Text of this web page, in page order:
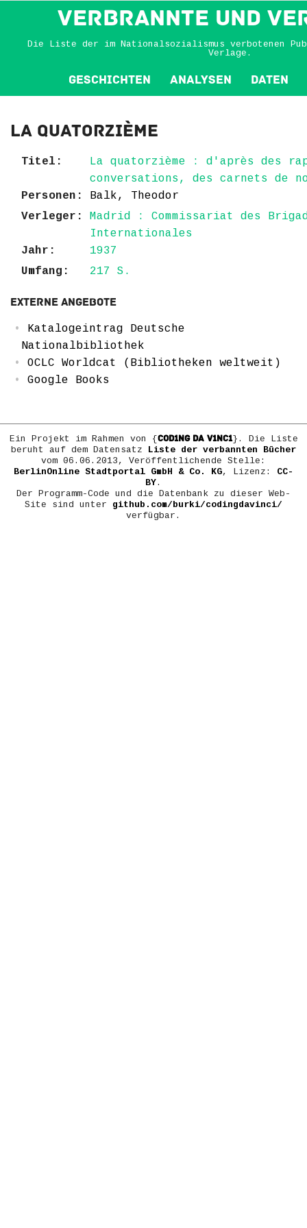
VERBRANNTE und
Die Liste der im Nationalsozialismus verbotenen
Verlage.
Geschichten Analysen Daten
La quatorzième
Titel:
La quatorzième : d'après des
conversations, des carnets de
Personen:
Balk, Theodor
Verleger:
Madrid : Commissariat des
Internationales
Jahr:
1937
Umfang:
217 S.
Externe Angebote
Katalogeintrag Deutsche
Nationalbibliothek
OCLC Worldcat (Bibliotheken weltweit)
Google Books
Ein Projekt im Rahmen von {COD1NG DA V1NC1}. Die Liste
beruht auf dem Datensatz Liste der verbannten Bücher
vom 06.06.2013, Veröffentlichende Stelle:
BerlinOnline Stadtportal GmbH & Co. KG, Lizenz: CC-
BY.
Der Programm-Code und die Datenbank zu dieser Web-
Site sind unter github.com/burki/codingdavinci/
verfügbar.